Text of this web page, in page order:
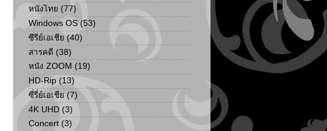
หนังไทย (77)
Windows OS (53)
ซีรีย์เอเชีย (40)
สารคดี (38)
หนัง ZOOM (19)
HD-Rip (13)
ซี่รี่ย์เอเชีย (7)
4K UHD (3)
Concert (3)